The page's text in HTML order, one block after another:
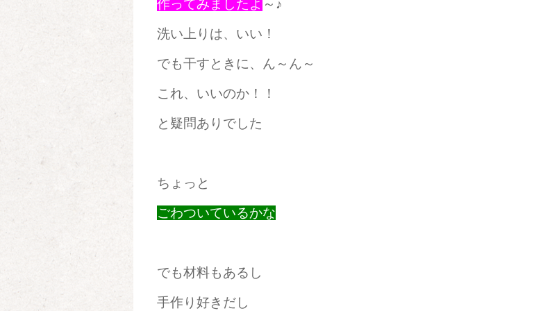
作ってみましたよ ～♪
洗い上りは、いい！
でも干すときに、ん～ん～
これ、いいのか！！
と疑問ありでした
ちょっと
ごわついているかな
でも材料もあるし
手作り好きだし